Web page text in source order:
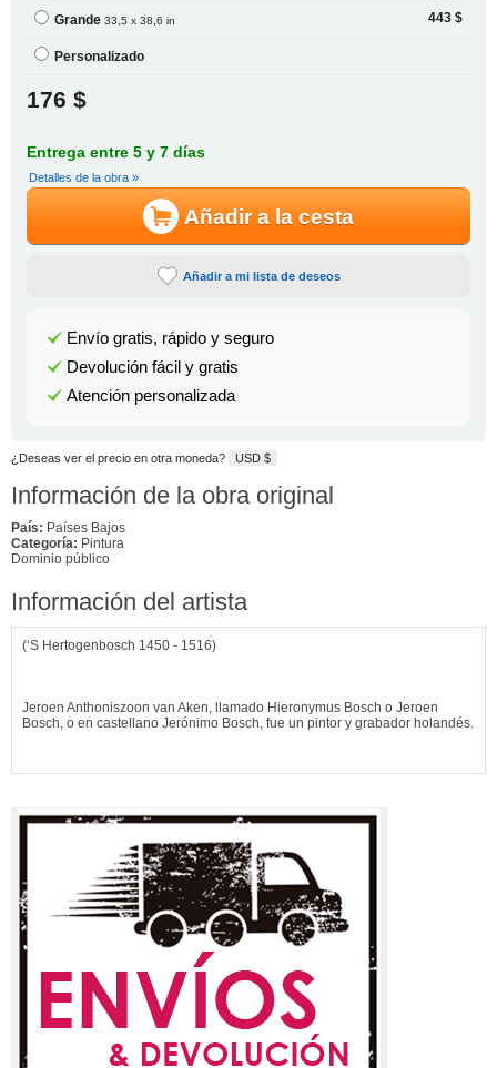
Grande33,5 x 38,6 in 443 $
Personalizado
176 $
Entrega entre 5 y 7 días
Detalles de la obra »
Añadir a la cesta
Añadir a mi lista de deseos
Envío gratis, rápido y seguro
Devolución fácil y gratis
Atención personalizada
¿Deseas ver el precio en otra moneda? USD $
Información de la obra original
País: Países Bajos
Categoría: Pintura
Dominio público
Información del artista
(‘S Hertogenbosch 1450 - 1516)
Jeroen Anthoniszoon van Aken, llamado Hieronymus Bosch o Jeroen
Bosch, o en castellano Jerónimo Bosch, fue un pintor y grabador holandés.
ciudad natal de cuyo nombre - ‘S Hertogenbosch- deriva el apellido por el
Felipe el Hermoso (1504)...
Ver más información de